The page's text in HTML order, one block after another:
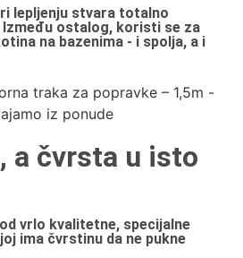
lepljenju stvara totalno
Između ostalog, koristi se za
na bazenima - i spolja, a i
a čvrsta u isto
vrlo kvalitetne, specijalne
ima čvrstinu da ne pukne